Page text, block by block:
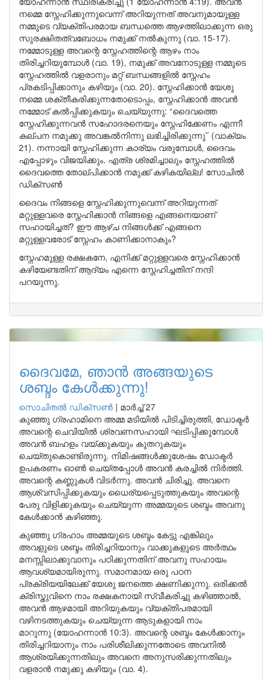
നമ്മെ സ്നേഹിക്കുന്നുവെന്ന് അറിയുന്നത് അവനുമായുള്ള
നമ്മുടെ വ്യക്തിപരമായ ബന്ധത്തെ ആഴത്തിലാക്കുന്ന ഒരു
സുരക്ഷിതത്വബോധം നമുക്ക് നൽകുന്നു (വാ. 15-17).
നമ്മോടുള്ള അവന്റെ സ്നേഹത്തിന്റെ ആഴം നാം
തിരിച്ചറിയുമ്പോൾ (വാ. 19), നമുക്ക് അവനോടുള്ള നമ്മുടെ
സ്നേഹത്തിൽ വളരാനും മറ്റ് ബന്ധങ്ങളിൽ സ്നേഹം
പ്രകടിപ്പിക്കാനും കഴിയും (വാ. 20). സ്നേഹിക്കാൻ യേശു
നമ്മെ ശക്തീകരിക്കുന്നതോടൊപ്പം, സ്നേഹിക്കാൻ അവൻ
നമ്മോട് കൽപ്പിക്കുകയും ചെയ്യുന്നു: “ദൈവത്തെ
സ്നേഹിക്കുന്നവൻ സഹോദരനെയും സ്നേഹിക്കേണം എന്നീ
കല്പന നമുക്കു അവങ്കൽനിന്നു ലഭിച്ചിരിക്കുന്നു’’ (വാക്യം
21). നന്നായി സ്നേഹിക്കുന്ന കാര്യം വരുമ്പോൾ, ദൈവം
എപ്പോഴും വിജയിക്കും. എത്ര ശ്രമിച്ചാലും സ്നേഹത്തിൽ
ദൈവത്തെ തോല്പിക്കാൻ നമുക്ക് കഴികയില്ല! സോചിൽ
ഡിക്സൺ
ദൈവം നിങ്ങളെ സ്നേഹിക്കുന്നുവെന്ന് അറിയുന്നത്
മറ്റുള്ളവരെ സ്നേഹിക്കാൻ നിങ്ങളെ എങ്ങനെയാണ്
സഹായിച്ചത്? ഈ ആഴ്ച നിങ്ങൾക്ക് എങ്ങനെ
മറ്റുള്ളവരോട് സ്നേഹം കാണിക്കാനാകും?
സ്നേഹമുള്ള രക്ഷകനേ, എനിക്ക് മറ്റുള്ളവരെ സ്നേഹിക്കാൻ
കഴിയേണ്ടതിന് ആദ്യം എന്നെ സ്നേഹിച്ചതിന് നന്ദി
പറയുന്നു.
ദൈവമേ, ഞാൻ അങ്ങയുടെ
ശബ്ദം കേൾക്കുന്നു!
സൊചിതൽ ഡിക്‌സൺ | മാർച്ച് 27
കുഞ്ഞു ഗ്രഹാമിനെ അമ്മ മടിയിൽ പിടിച്ചിരുത്തി, ഡോക്ടർ
അവന്റെ ചെവിയിൽ ശ്രവണസഹായി ഘടിപ്പിക്കുമ്പോൾ
അവൻ ബഹളം വയ്ക്കുകയും കുതറുകയും
ചെയ്തുകൊണ്ടിരുന്നു. നിമിഷങ്ങൾക്കുശേഷം ഡോക്ടർ
ഉപകരണം ഓൺ ചെയ്തപ്പോൾ അവൻ കരച്ചിൽ നിർത്തി.
അവന്റെ കണ്ണുകൾ വിടർന്നു. അവൻ ചിരിച്ചു. അവനെ
ആശ്വസിപ്പിക്കുകയും ധൈര്യപ്പെടുത്തുകയും അവന്റെ
പേരു വിളിക്കുകയും ചെയ്യുന്ന അമ്മയുടെ ശബ്ദം അവനു
കേൾക്കാൻ കഴിഞ്ഞു.
കുഞ്ഞു ഗ്രഹാം അമ്മയുടെ ശബ്ദം കേട്ടു എങ്കിലും
അവളുടെ ശബ്ദം തിരിച്ചറിയാനും വാക്കുകളുടെ അർത്ഥം
മനസ്സിലാക്കുവാനും പഠിക്കുന്നതിന് അവനു സഹായം
ആവശ്യമായിരുന്നു. സമാനമായ ഒരു പഠന
പ്രക്രിയയിലേക്ക് യേശു ജനത്തെ ക്ഷണിക്കുന്നു. ഒരിക്കൽ
ക്രിസ്തുവിനെ നാം രക്ഷകനായി സ്വീകരിച്ചു കഴിഞ്ഞാൽ,
അവൻ ആഴമായി അറിയുകയും വ്യക്തിപരമായി
വഴിനടത്തുകയും ചെയ്യുന്ന ആടുകളായി നാം
മാറുന്നു (യോഹന്നാൻ 10:3). അവന്റെ ശബ്ദം കേൾക്കാനും
തിരിച്ചറിയാനും നാം പരിശീലിക്കുന്നതോടെ അവനിൽ
ആശ്രയിക്കുന്നതിലും അവനെ അനുസരിക്കുന്നതിലും
വളരാൻ നമുക്കു കഴിയും (വാ. 4).